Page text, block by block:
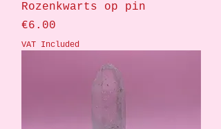
Rozenkwarts op pin
Price
€6.00
VAT Included